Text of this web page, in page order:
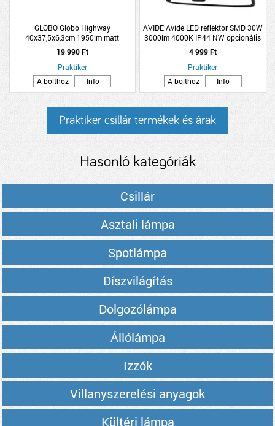
GLOBO Globo Highway
40x37,5x6,3cm 1950lm matt
mennyezeti LED lámpa
19 990 Ft
Praktiker
A bolthoz
Info
AVIDE Avide LED reflektor SMD 30W
3000lm 4000K IP44 NW opcionális
PIR
4 999 Ft
Praktiker
A bolthoz
Info
Praktiker csillár termékek és árak
Hasonló kategóriák
Csillár
Asztali lámpa
Spotlámpa
Díszvilágítás
Dolgozólámpa
Állólámpa
Izzók
Villanyszerelési anyagok
Kültéri lámpa